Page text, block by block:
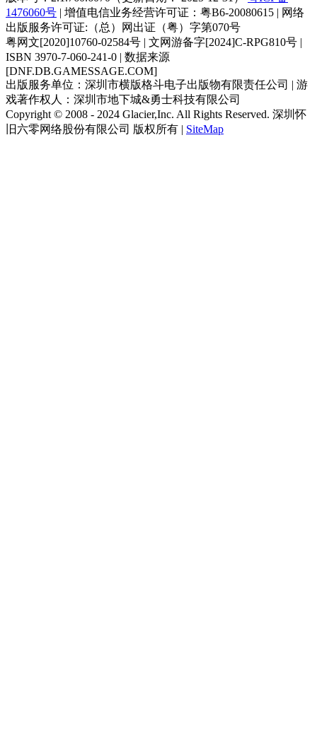
1476060号| 增值电信业务经营许可证：粤B6-20080615 | 网络
出版服务许可证:（总）网出证（粤）字第070号
粤网文[2020]10760-02584号 | 文网游备字[2024]C-RPG810号 |
ISBN 3970-7-060-241-0 | 数据来源
[DNF.DB.GAMESSAGE.COM]
出版服务单位：深圳市横版格斗电子出版物有限责任公司 | 游
戏著作权人：深圳市地下城&勇士科技有限公司
Copyright © 2008 - 2024 Glacier,Inc. All Rights Reserved. 深圳怀
旧六零网络股份有限公司 版权所有 |SiteMap